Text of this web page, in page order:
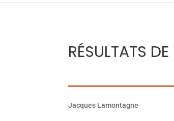
RÉSULTATS
Jacques Lamontagne